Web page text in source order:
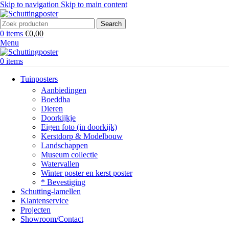
Skip to navigation Skip to main content
Search
0 items €0,00
Menu
0 items
Tuinposters
Aanbiedingen
Boeddha
Dieren
Doorkijkje
Eigen foto (in doorkijk)
Kerstdorp & Modelbouw
Landschappen
Museum collectie
Watervallen
Winter poster en kerst poster
* Bevestiging
Schutting-lamellen
Klantenservice
Projecten
Showroom/Contact